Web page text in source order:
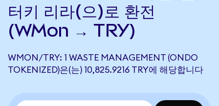
터키 리라(으)로 환전
(WMon → TRY)
WMON/TRY: 1 WASTE MANAGEMENT (ONDO
TOKENIZED)은(는) 10,825.9216 TRY에 해당합니다